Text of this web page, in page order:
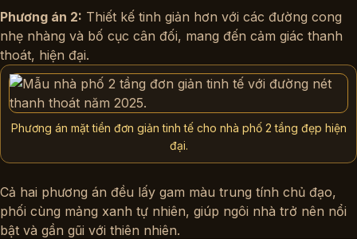
Phương án 2: Thiết kế tinh giản hơn với các đường cong
nhẹ nhàng và bố cục cân đối, mang đến cảm giác thanh
thoát, hiện đại.
Phương án mặt tiền đơn giản tinh tế cho nhà phố 2 tầng đẹp hiện
đại.
Cả hai phương án đều lấy gam màu trung tính chủ đạo,
phối cùng mảng xanh tự nhiên, giúp ngôi nhà trở nên nổi
bật và gần gũi với thiên nhiên.